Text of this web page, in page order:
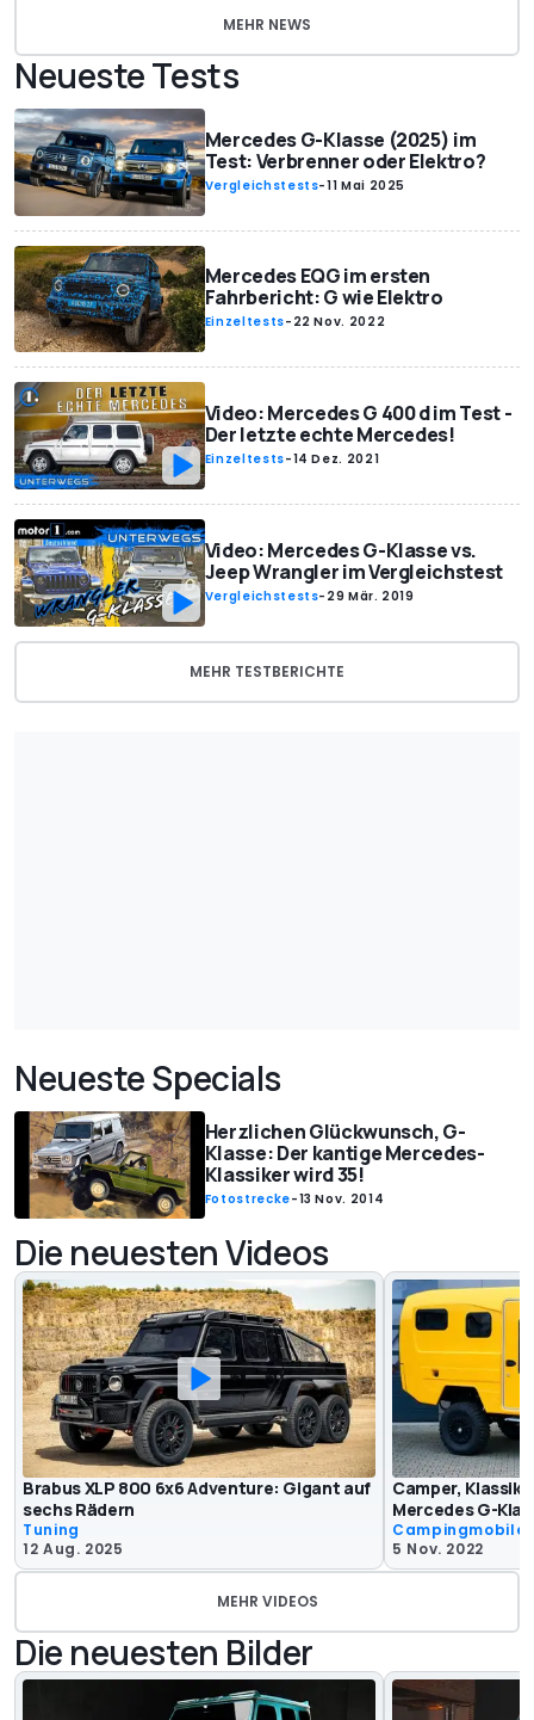
MEHR NEWS
Neueste Tests
Mercedes G-Klasse (2025) im
Test: Verbrenner oder Elektro?
Vergleichstests-11 Mai 2025
Mercedes EQG im ersten
Fahrbericht: G wie Elektro
Einzeltests- 22 Nov. 2022
Video: Mercedes G 400 d im Test -
Der letzte echte Mercedes!
Einzeltests-14 Dez. 2021
Video: Mercedes G-Klasse vs.
Jeep Wrangler im Vergleichstest
Vergleichstests- 29 Mär. 2019
MEHR TESTBERICHTE
Neueste Specials
Herzlichen Glückwunsch, G-
Klasse: Der kantige Mercedes-
Klassiker wird 35!
Fotostrecke-13 Nov. 2014
Die neuesten Videos
Brabus XLP 800 6x6 Adventure: Gigant auf
sechs Rädern
Tuning
12 Aug. 2025
Camper,
Mercedes G-
Campingmobile
5 Nov. 2022
MEHR VIDEOS
Die neuesten Bilder